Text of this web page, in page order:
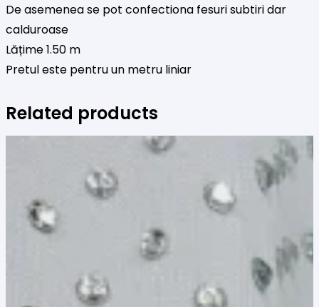
De asemenea se pot confectiona fesuri subtiri dar
calduroase
Lățime 1.50 m
Pretul este pentru un metru liniar
Related products